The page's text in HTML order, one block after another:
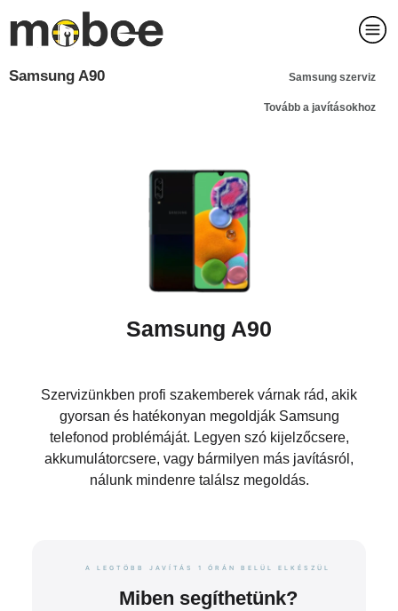
Samsung A90 Samsung szerviz
Tovább a javításokhoz
Samsung A90
Szervizünkben profi szakemberek várnak rád, akik
gyorsan és hatékonyan megoldják Samsung
telefonod problémáját. Legyen szó kijelzőcsere,
akkumulátorcsere, vagy bármilyen más javításról,
nálunk mindenre találsz megoldás.
A LEGTÖBB JAVÍTÁS 1 ÓRÁN BELÜL ELKÉSZÜL
Miben segíthetünk?